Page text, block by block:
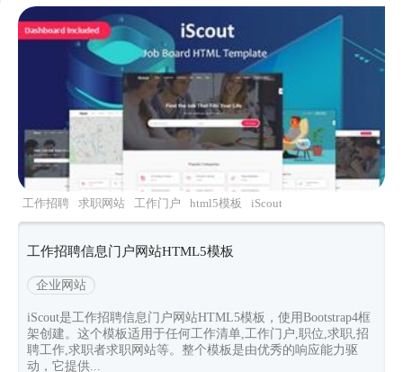
工作招聘 求职网站 工作门户 html5模板 iScout
工作招聘信息门户网站HTML5模板
企业网站
iScout是工作招聘信息门户网站HTML5模板，使用Bootstrap4框
架创建。这个模板适用于任何工作清单,工作门户,职位,求职,招
聘工作,求职者求职网站等。整个模板是由优秀的响应能力驱
动，它提供...